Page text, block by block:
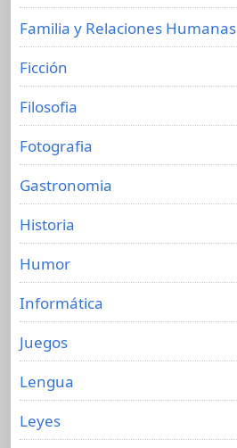
Familia y Relaciones Humanas
Ficción
Filosofia
Fotografia
Gastronomia
Historia
Humor
Informática
Juegos
Lengua
Leyes